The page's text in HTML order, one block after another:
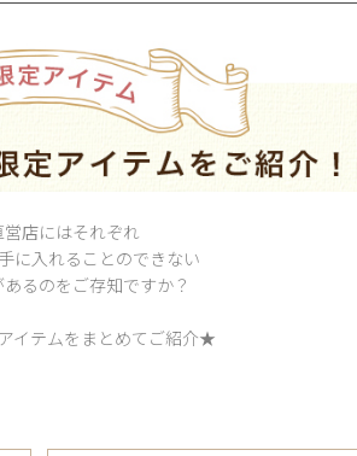
店にはそれぞれ
に入れることのできない
るのをご存知ですか？
イテムをまとめてご紹介★